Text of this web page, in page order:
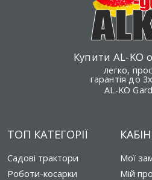
Купити AL-KO
легко,
гарантія до
AL-KO
ТОП КАТЕГОРІЇ
Садові трактори
Роботи-косарки
Мої
Мій